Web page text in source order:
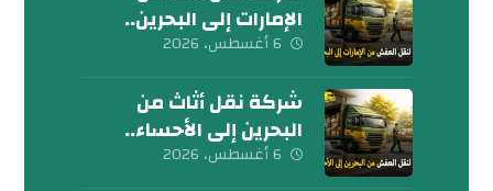
الإمارات إلى البحرين..
كلمنا الآن
6 أغسطس، 2026
شركة نقل أثاث من
البحرين إلى الأحساء..
إتصل بنا الآن
6 أغسطس، 2026